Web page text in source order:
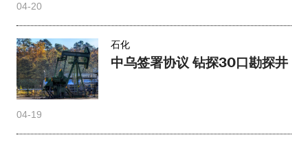
04-20
石化
中乌签署协议 钻探30口勘探井
04-19